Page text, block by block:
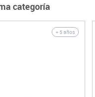
categoría
+ 5 años